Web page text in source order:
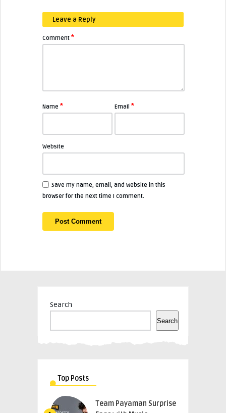
Leave a Reply
Comment *
Name * Email*
Website
Save my name, email, and website in this
browser for the next time I comment.
Search
Search
Top Posts
Team Payaman Surprise